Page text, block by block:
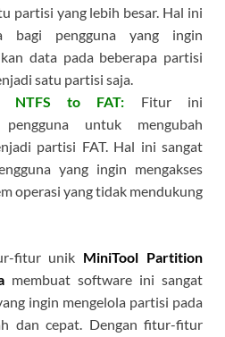
partisi yang lebih besar. Hal ini
bagi pengguna yang ingin
data pada beberapa partisi
satu partisi saja.
NTFS to FAT:
Fitur ini
pengguna untuk mengubah
partisi FAT. Hal ini sangat
yang ingin mengakses
operasi yang tidak mendukung
fitur unik MiniTool Partition
membuat software ini sangat
ingin mengelola partisi pada
dan cepat. Dengan fitur-fitur